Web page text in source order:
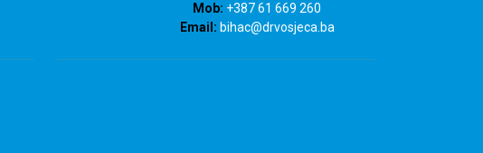
Mob: +387 61 669 260
Email: bihac@drvosjeca.ba